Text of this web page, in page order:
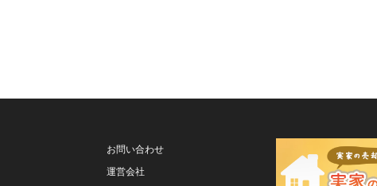
お問い合わせ
運営会社